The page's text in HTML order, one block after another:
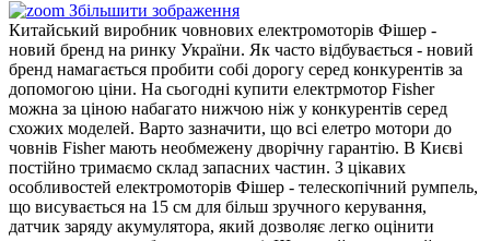
Збільшити зображення
Китайський виробник човнових електромоторів Фішер -
новий бренд на ринку України. Як часто відбувається - новий
бренд намагається пробити собі дорогу серед конкурентів за
допомогою ціни. На сьогодні купити електрмотор Fisher
можна за ціною набагато нижчою ніж у конкурентів серед
схожих моделей. Варто зазначити, що всі елетро мотори до
човнів Fisher мають необмежену дворічну гарантію. В Києві
постійно тримаємо склад запасних частин. З цікавих
особливостей електромоторів Фішер - телескопічний румпель,
що висувається на 15 см для більш зручного керування,
датчик заряду акумулятора, який дозволяє легко оцінити